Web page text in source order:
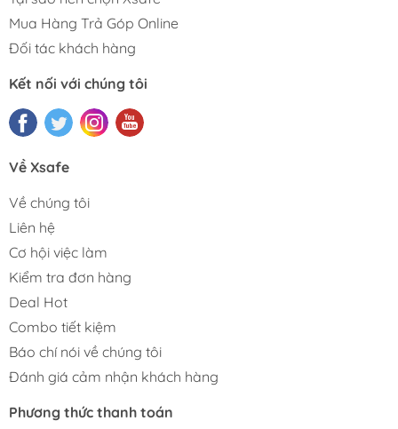
Mua Hàng Trả Góp Online
Đối tác khách hàng
Kết nối với chúng tôi
Về Xsafe
Về chúng tôi
Liên hệ
Cơ hội việc làm
Kiểm tra đơn hàng
Deal Hot
Combo tiết kiệm
Báo chí nói về chúng tôi
Đánh giá cảm nhận khách hàng
Phương thức thanh toán